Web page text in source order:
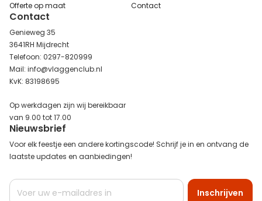
Offerte op maat
Contact
Contact
Genieweg 35
3641RH Mijdrecht
Telefoon: 0297-820999
Mail: info@vlaggenclub.nl
KvK: 83198695
Op werkdagen zijn wij bereikbaar
van 9.00 tot 17.00
Nieuwsbrief
Voor elk feestje een andere kortingscode! Schrijf je in en ontvang de
laatste updates en aanbiedingen!
Abonneer
Inschrijven